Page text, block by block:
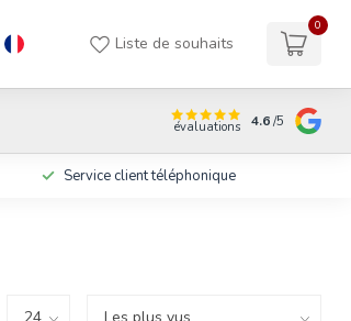
Liste de souhaits
0
évaluations 4.6/5
Service client téléphonique